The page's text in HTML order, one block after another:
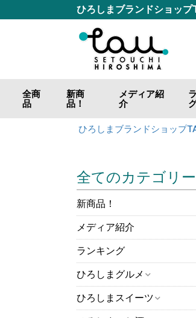
ひろしまブランドショッ
全商
品
新商
品！
メディア紹
介
ひろしまブランドショップ
全てのカテゴリー
新商品！
メディア紹介
ランキング
ひろしまグルメ
ひろしまスイーツ